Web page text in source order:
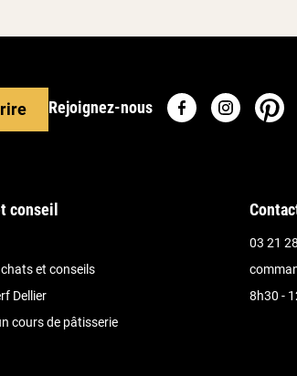
Rejoignez-nous
conseil
et conseils
Dellier
cours de pâtisserie
03 21
8h30 -